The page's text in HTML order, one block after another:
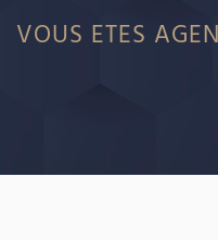
VOUS ETES